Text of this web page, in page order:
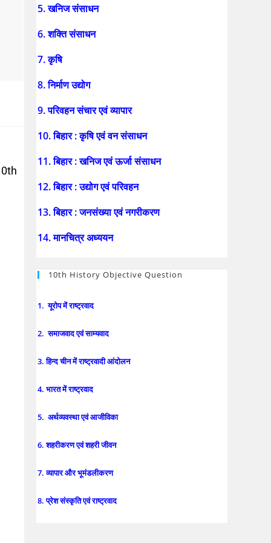
5. खनिज संसाधन
6. शक्ति संसाधन
7. कृषि
8. निर्माण उद्योग
9. परिवहन संचार एवं व्यापार
10. बिहार : कृषि एवं वन संसाधन
11. बिहार : खनिज एवं ऊर्जा संसाधन
12. बिहार : उद्योग एवं परिवहन
13. बिहार : जनसंख्या एवं नगरीकरण
14. मानचित्र अध्ययन
10th History Objective Question
1. यूरोप में राष्ट्रवाद
2. समाजवाद एवं साम्यवाद
3. हिन्द चीन में राष्ट्रवादी आंदोलन
4. भारत में राष्ट्रवाद
5. अर्थव्यवस्था एवं आजीविका
6. शहरीकरण एवं शहरी जीवन
7. व्यापार और भूमंडलीकरण
8. प्रेश संस्कृति एवं राष्ट्रवाद